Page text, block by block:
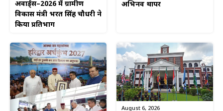
अवार्ड्स–2026 में ग्रामीण
विकास मंत्री भरत सिंह चौधरी ने
किया प्रतिभाग
अभिनव थापर
August 6, 2026